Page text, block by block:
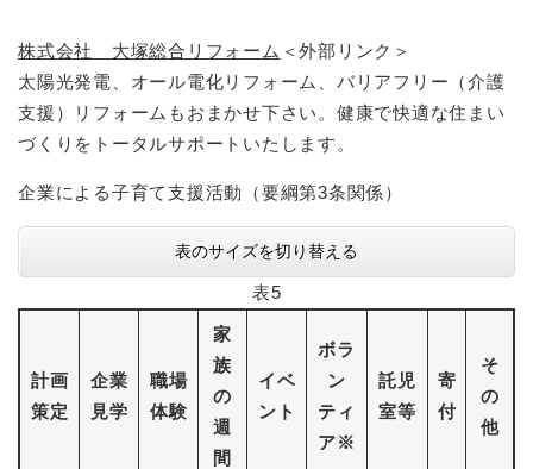
株式会社 大塚総合リフォーム ＜外部リンク＞
太陽光発電、オール電化リフォーム、バリアフリー（介護
支援）リフォームもおまかせ下さい。健康で快適な住まい
づくりをトータルサポートいたします。
企業による子育て支援活動（要綱第3条関係）
表のサイズを切り替える
表5
計画
策定
企業
見学
職場
体験
家
族
の
週
間
イベ
ント
ボラ
ン
ティ
ア※
託児
室等
寄
付
そ
の
他